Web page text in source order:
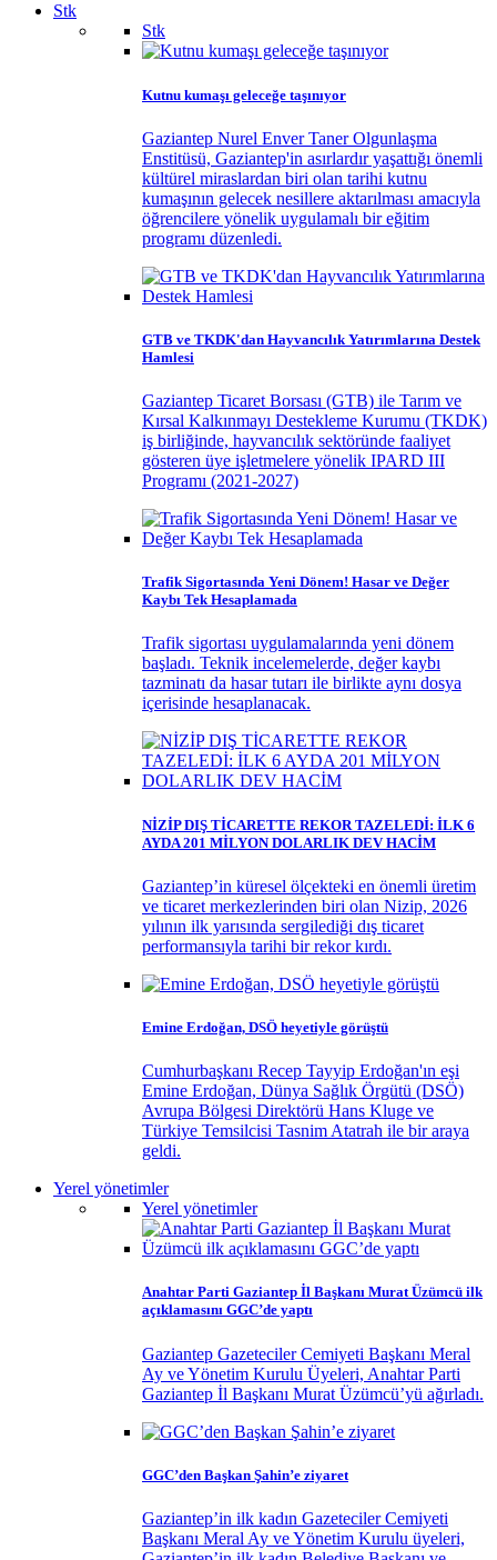
Stk
Stk
Kutnu kumaşı geleceğe taşınıyor
Gaziantep Nurel Enver Taner Olgunlaşma
Enstitüsü, Gaziantep'in asırlardır yaşattığı önemli
kültürel miraslardan biri olan tarihi kutnu
kumaşının gelecek nesillere aktarılması amacıyla
öğrencilere yönelik uygulamalı bir eğitim
programı düzenledi.
GTB ve TKDK'dan Hayvancılık Yatırımlarına Destek
Hamlesi
Gaziantep Ticaret Borsası (GTB) ile Tarım ve
Kırsal Kalkınmayı Destekleme Kurumu (TKDK)
iş birliğinde, hayvancılık sektöründe faaliyet
gösteren üye işletmelere yönelik IPARD III
Programı (2021-2027)
Trafik Sigortasında Yeni Dönem! Hasar ve Değer
Kaybı Tek Hesaplamada
Trafik sigortası uygulamalarında yeni dönem
başladı. Teknik incelemelerde, değer kaybı
tazminatı da hasar tutarı ile birlikte aynı dosya
içerisinde hesaplanacak.
NİZİP DIŞ TİCARETTE REKOR TAZELEDİ: İLK 6
AYDA 201 MİLYON DOLARLIK DEV HACİM
Gaziantep’in küresel ölçekteki en önemli üretim
ve ticaret merkezlerinden biri olan Nizip, 2026
yılının ilk yarısında sergilediği dış ticaret
performansıyla tarihi bir rekor kırdı.
Emine Erdoğan, DSÖ heyetiyle görüştü
Cumhurbaşkanı Recep Tayyip Erdoğan'ın eşi
Emine Erdoğan, Dünya Sağlık Örgütü (DSÖ)
Avrupa Bölgesi Direktörü Hans Kluge ve
Türkiye Temsilcisi Tasnim Atatrah ile bir araya
geldi.
Yerel yönetimler
Yerel yönetimler
Anahtar Parti Gaziantep İl Başkanı Murat Üzümcü ilk
açıklamasını GGC’de yaptı
Gaziantep Gazeteciler Cemiyeti Başkanı Meral
Ay ve Yönetim Kurulu Üyeleri, Anahtar Parti
Gaziantep İl Başkanı Murat Üzümcü’yü ağırladı.
GGC’den Başkan Şahin’e ziyaret
Gaziantep’in ilk kadın Gazeteciler Cemiyeti
Başkanı Meral Ay ve Yönetim Kurulu üyeleri,